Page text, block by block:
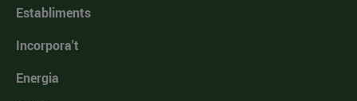
Establiments
Incorpora't
Energia